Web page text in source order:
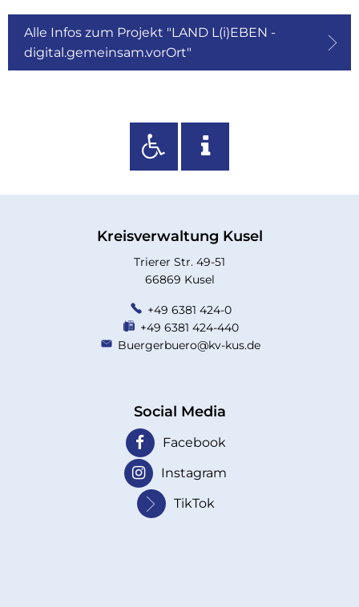
Alle Infos zum Projekt "LAND L(i)EBEN -
digital.gemeinsam.vorOrt"
Kreisverwaltung Kusel
Trierer Str. 49-51
66869 Kusel
+49 6381 424-0
+49 6381 424-440
Buergerbuero@kv-kus.de
Social Media
Facebook
Instagram
TikTok